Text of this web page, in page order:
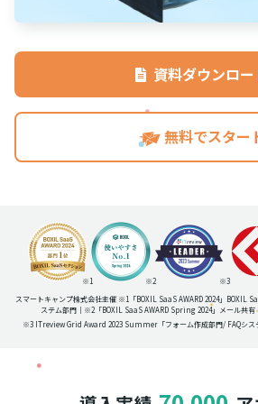
資料ダウンロー
無料でスター
※1 ※2
※3
スマートキャンプ株式会社主催 ※1「BOXIL SaaS AWARD 2024」BOXIL
ステム部門｜※2「BOXIL SaaS AWARD Spring 2024」メール共
※3 ITreview Grid Award 2023 Summer「フォーム作成部門/ FAQシス